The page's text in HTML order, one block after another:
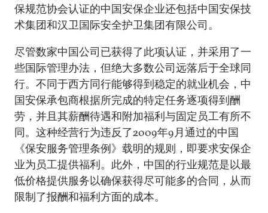
保规范协会认证的中国安保企业还包括中国安保技
术集团和汉卫国际安全护卫集团有限公司。
尽管数家中国公司已获得了此项认证，并采用了一
些国际管理办法，但绝大多数公司远落后于全球同
行。不同于西方同行能够得到稳定的就业机会，中
国安保承包商根据所完成的特定任务逐项得到酬
劳，并且其薪酬待遇和附加福利与固定员工有所不
同。这种经营行为违反了2009年9月通过的中国
《保安服务管理条例》载明的规则，即要求安保企
业为员工提供福利。此外，中国的行业规范是以最
低价格提供服务以确保获得尽可能多的合同，从而
限制了报酬和福利方面的成本。